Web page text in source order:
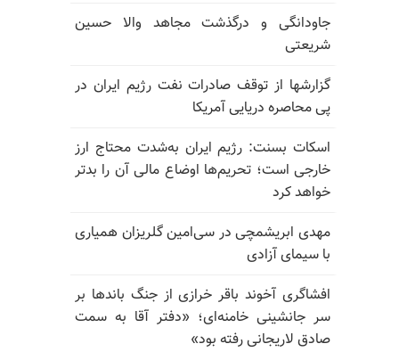
جاودانگی و درگذشت مجاهد والا حسین
شریعتی
گزارشها از توقف صادرات نفت رژیم ایران در
پی محاصره دریایی آمریکا
اسکات بسنت: رژیم ایران به‌شدت محتاج ارز
خارجی است؛ تحریم‌ها اوضاع مالی آن را بدتر
خواهد کرد
مهدی ابریشمچی در سی‌امین گلریزان همیاری
با سیمای آزادی
افشاگری آخوند باقر خرازی از جنگ باندها بر
سر جانشینی خامنه‌ای؛ «دفتر آقا به سمت
صادق لاریجانی رفته بود»